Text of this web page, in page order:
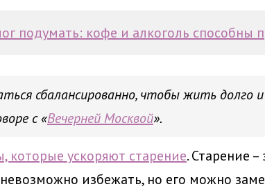
подумать: кофе и алкоголь способны
сбалансированно, чтобы жить долго
с «Вечерней Москвой».
которые ускоряют старение. Старение
избежать, но его можно